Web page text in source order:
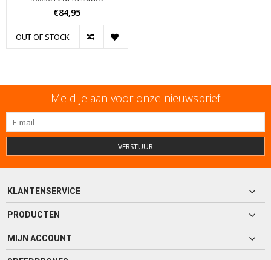
€84,95
OUT OF STOCK
Meld je aan voor onze nieuwsbrief
VERSTUUR
KLANTENSERVICE
PRODUCTEN
MIJN ACCOUNT